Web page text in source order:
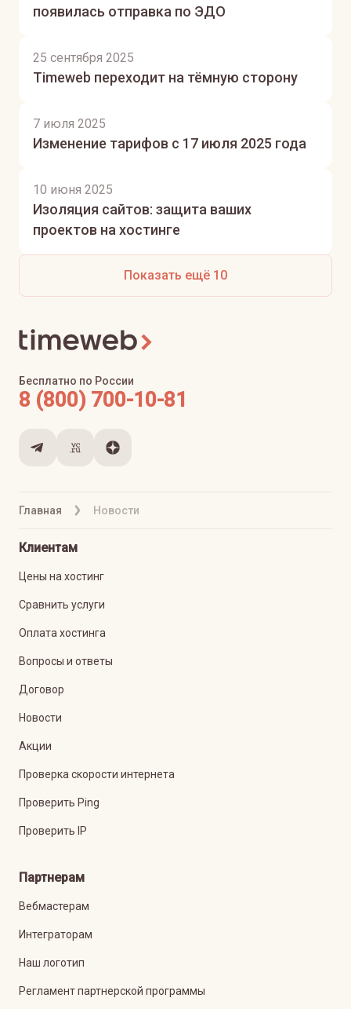
появилась отправка по ЭДО
25 сентября 2025
Timeweb переходит на тёмную сторону
7 июля 2025
Изменение тарифов с 17 июля 2025 года
10 июня 2025
Изоляция сайтов: защита ваших
проектов на хостинге
Показать ещё 10
Главная Новости
Бесплатно по России
8 (800) 700-10-81
Клиентам
Цены на хостинг
Сравнить услуги
Оплата хостинга
Вопросы и ответы
Договор
Новости
Акции
Проверка скорости интернета
Проверить Ping
Проверить IP
Партнерам
Вебмастерам
Интеграторам
Наш логотип
Регламент партнерской программы